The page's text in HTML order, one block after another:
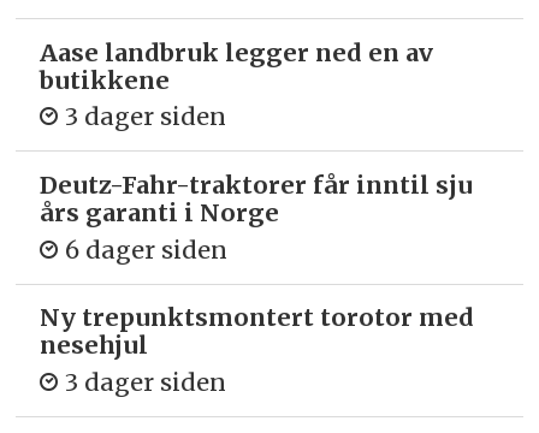
Aase landbruk legger ned en av
butikkene
3 dager siden
Deutz-Fahr-traktorer får inntil sju
års garanti i Norge
6 dager siden
Ny trepunkts­montert torotor med
nesehjul
3 dager siden